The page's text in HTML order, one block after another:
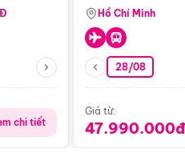
chi tiết
Airways)
Hồ Chí Minh
28/08
Giá từ:
47.990.000đ